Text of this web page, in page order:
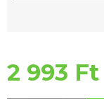
2 993 Ft